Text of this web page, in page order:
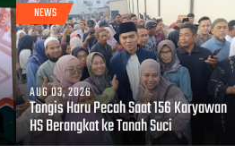
NEWS
AUG 03, 2026
Tangis Haru Pecah Saat 156 Karyawan
HS Berangkat ke Tanah Suci